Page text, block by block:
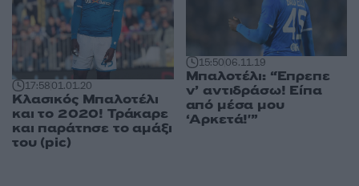
17:5801.01.20
Κλασικός Μπαλοτέλι
και το 2020! Τράκαρε
και παράτησε το αμάξι
του (pic)
15:5006.11.19
Μπαλοτέλι: “Έπρεπε
ν’ αντιδράσω! Είπα
από μέσα μου
‘Αρκετά!'”